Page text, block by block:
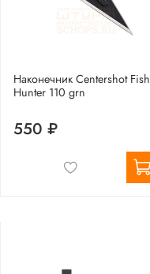
Наконечник Centershot Fish
Hunter 110 grn
550 ₽